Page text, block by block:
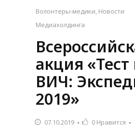
Волонтеры-медики, Новости
Медиахолдинга
акция «Тест
ВИЧ:
2019»
07.10.2019 0 Нравится